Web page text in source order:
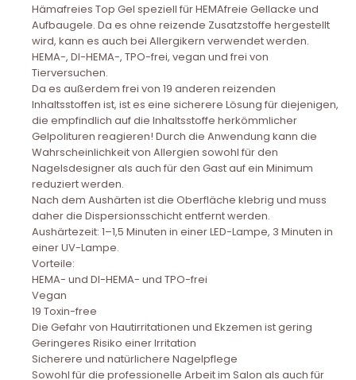
Hämafreies Top Gel speziell für HEMAfreie Gellacke und
Aufbaugele. Da es ohne reizende Zusatzstoffe hergestellt
wird, kann es auch bei Allergikern verwendet werden.
HEMA-, DI-HEMA-, TPO-frei, vegan und frei von
Tierversuchen.
Da es außerdem frei von 19 anderen reizenden
Inhaltsstoffen ist, ist es eine sicherere Lösung für diejenigen,
die empfindlich auf die Inhaltsstoffe herkömmlicher
Gelpolituren reagieren! Durch die Anwendung kann die
Wahrscheinlichkeit von Allergien sowohl für den
Nagelsdesigner als auch für den Gast auf ein Minimum
reduziert werden.
Nach dem Aushärten ist die Oberfläche klebrig und muss
daher die Dispersionsschicht entfernt werden.
Aushärtezeit: 1–1,5 Minuten in einer LED-Lampe, 3 Minuten in
einer UV-Lampe.
Vorteile:
HEMA- und DI-HEMA- und TPO-frei
Vegan
19 Toxin-free
Die Gefahr von Hautirritationen und Ekzemen ist gering
Geringeres Risiko einer Irritation
Sicherere und natürlichere Nagelpflege
Sowohl für die professionelle Arbeit im Salon als auch für